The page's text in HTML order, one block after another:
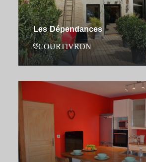
Les Dépendances
COURTIVRON